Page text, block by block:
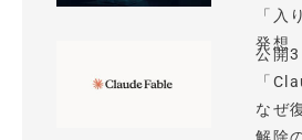
「入
発想
公開
「
なぜ